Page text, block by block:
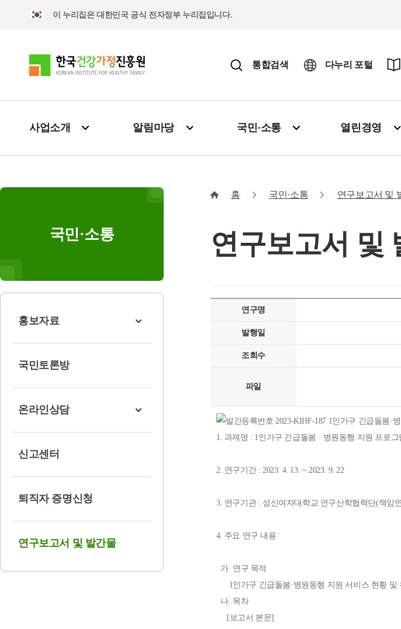
이 누리집은 대한민국 공식 전자정부 누리집입니다.
통합검색 다누리 포털
사업소개 알림마당 국민·소통 열린경영
국민·소통
홍보자료
국민토론방
온라인상담
신고센터
퇴직자 증명신청
연구보고서 및 발간물
홈 국민·소통 연구보고서 및
연구보고서 및
연구명
발행일
조회수
파일
1. 과제명 : 1인가구 긴급돌봄 · 병원동행 지원 프로그
2. 연구기간 : 2023. 4. 13. ~ 2023. 9. 22
3. 연구기관 : 성신여자대학교 연구산학협력단(책임
4. 주요 연구 내용
가. 연구 목적
1인가구 긴급돌봄·병원동행 지원 서비스 현황 및
나. 목차
[보고서 본문]